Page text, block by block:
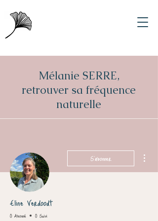
Mélanie SERRE,
retrouver sa fréquence
naturelle
S'abonner
Eline Verdoodt
0 Abonné 0 Suivi